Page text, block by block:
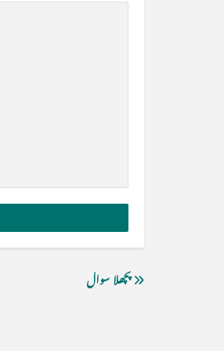
پچھلا سوال